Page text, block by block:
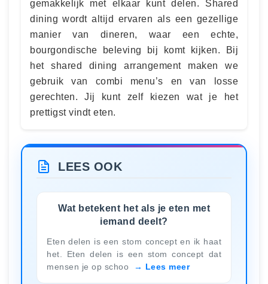
gemakkelijk met elkaar kunt delen. Shared
dining wordt altijd ervaren als een gezellige
manier van dineren, waar een echte,
bourgondische beleving bij komt kijken. Bij
het shared dining arrangement maken we
gebruik van combi menu’s en van losse
gerechten. Jij kunt zelf kiezen wat je het
prettigst vindt eten.
LEES OOK
Wat betekent het als je eten met
iemand deelt?
Eten delen is een stom concept en ik haat
het. Eten delen is een stom concept dat
mensen je op schoo
Lees meer